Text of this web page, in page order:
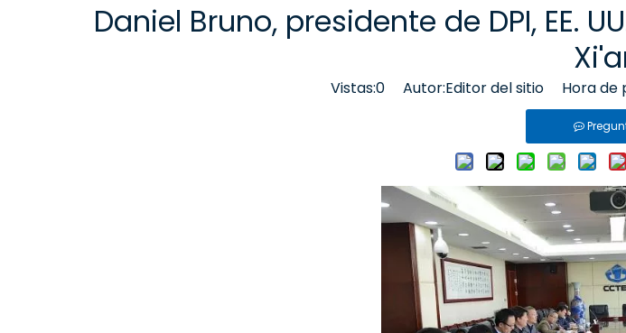
Daniel Bruno, presidente de DPI, EE.
Vistas:0 Autor:Editor del sitio Hora de